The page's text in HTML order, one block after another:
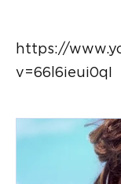
https://
v=66l6ieui0qI